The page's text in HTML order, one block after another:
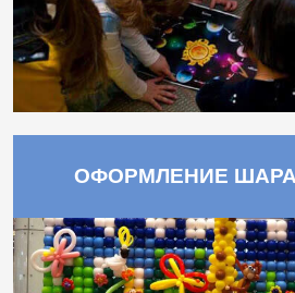
ОФОРМЛЕНИЕ